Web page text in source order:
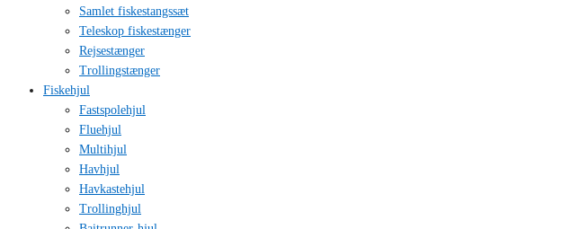
Samlet fiskestangssæt
Teleskop fiskestænger
Rejsestænger
Trollingstænger
Fiskehjul
Fastspolehjul
Fluehjul
Multihjul
Havhjul
Havkastehjul
Trollinghjul